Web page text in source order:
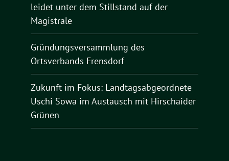
leidet unter dem Stillstand auf der
Magistrale
Gründungsversammlung des
Ortsverbands Frensdorf
Zukunft im Fokus: Landtagsabgeordnete
Uschi Sowa im Austausch mit Hirschaider
Grünen